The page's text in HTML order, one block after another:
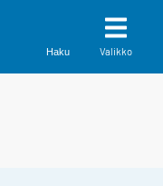
Haku Valikko